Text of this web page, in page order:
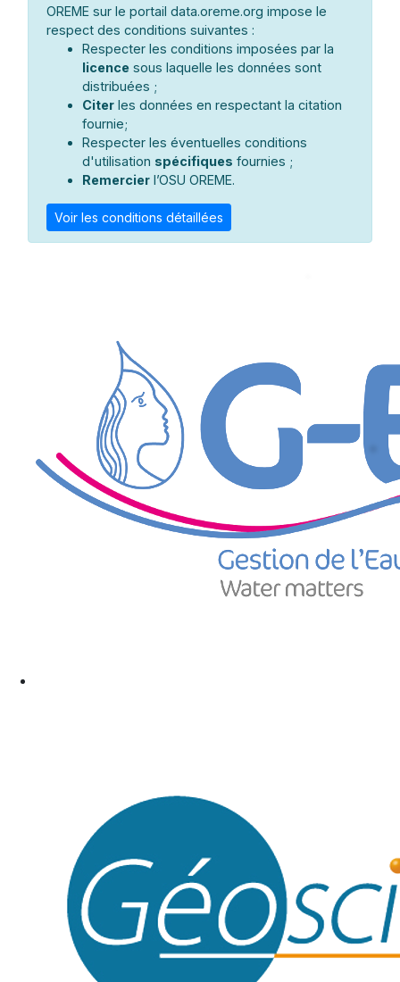
OREME sur le portail data.oreme.org impose le
respect des conditions suivantes :
Respecter les conditions imposées par la
licence sous laquelle les données sont
distribuées ;
Citer les données en respectant la citation
fournie;
Respecter les éventuelles conditions
d'utilisation spécifiques fournies ;
Remercier l’OSU OREME.
Voir les conditions détaillées